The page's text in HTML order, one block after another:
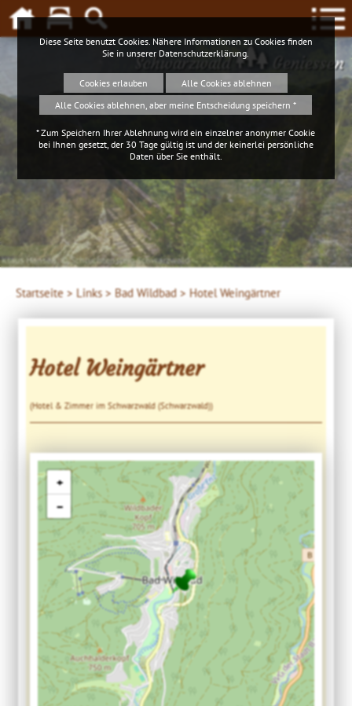
Schwarzwald Geniessen
Klaus Hansen, © Schluchtensteig Schwarzwald
Startseite > Links > Bad Wildbad > Hotel Weingärtner
Hotel Weingärtner
(Hotel & Zimmer im Schwarzwald (Schwarzwald))
+
−
Diese Seite benutzt Cookies. Nähere Informationen zu Cookies finden
Sie in unserer Datenschutzerklärung
Cookies erlauben
Alle Cookies ablehnen
Alle Cookies ablehnen, aber meine Entscheidung speichern *
* Zum Speichern Ihrer Ablehnung wird ein einzelner anonymer Cookie
bei Ihnen gesetzt, der 30 Tage gültig ist und der keinerlei persönliche
Daten über Sie enthält.